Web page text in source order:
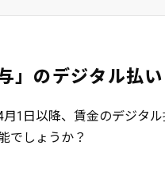
与」のデジタル払
月1日以降、賃金のデジタ
でしょうか？